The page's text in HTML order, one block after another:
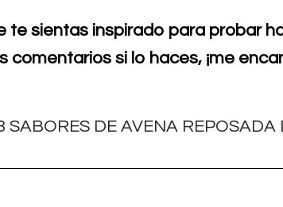
te sientas inspirado para probar
comentarios si lo haces, ¡me